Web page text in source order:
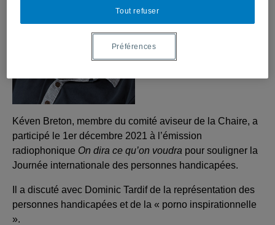
Kéven Breton, membre du comité aviseur de la Chaire, a
participé le 1er décembre 2021 à l’émission
radiophonique On dira ce qu’on voudra pour souligner la
Journée internationale des personnes handicapées.
Il a discuté avec Dominic Tardif de la représentation des
personnes handicapées et de la « porno inspirationnelle
».
Tout refuser
Préférences